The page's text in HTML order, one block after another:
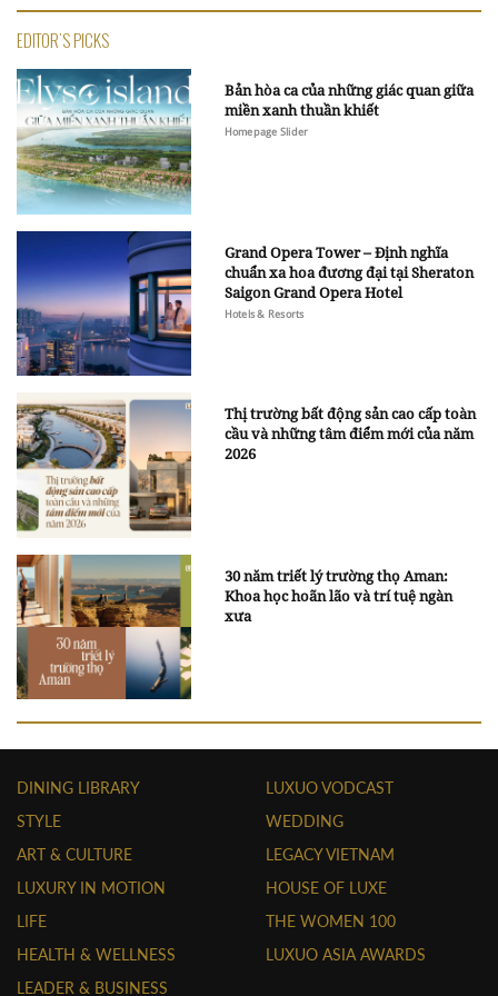
EDITOR'S PICKS
Bản hòa ca của những giác quan giữa
miền xanh thuần khiết
Homepage Slider
Grand Opera Tower – Định nghĩa
chuẩn xa hoa đương đại tại Sheraton
Saigon Grand Opera Hotel
Hotels & Resorts
Thị trường bất động sản cao cấp toàn
cầu và những tâm điểm mới của năm
2026
30 năm triết lý trường thọ Aman:
Khoa học hoãn lão và trí tuệ ngàn
xưa
DINING LIBRARY
STYLE
ART & CULTURE
LUXURY IN MOTION
LIFE
HEALTH & WELLNESS
LEADER & BUSINESS
LUXUO VODCAST
WEDDING
LEGACY VIETNAM
HOUSE OF LUXE
THE WOMEN 100
LUXUO ASIA AWARDS